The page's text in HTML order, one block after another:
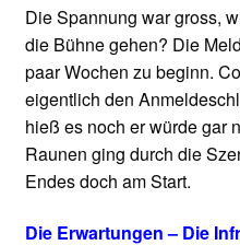
Die Spannung war gross,
die Bühne gehen? Die
paar Wochen zu beginn.
eigentlich den
hieß es noch er würde gar
Raunen ging durch die
Endes doch am Start.
Die Erwartungen – Die